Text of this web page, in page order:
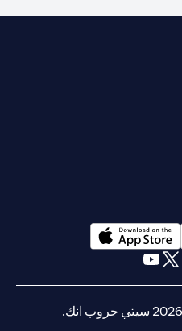
(opens in a new tab)